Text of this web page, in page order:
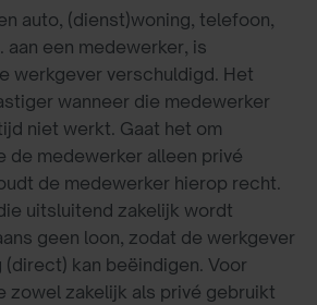
auto, (dienst)woning, telefoon,
een medewerker, is
werkgever verschuldigd. Het
wanneer die medewerker
niet werkt. Gaat het om
de medewerker alleen privé
de medewerker hierop recht.
uitsluitend zakelijk wordt
geen loon, zodat de werkgever
kan beëindigen. Voor
zowel zakelijk als privé gebruikt